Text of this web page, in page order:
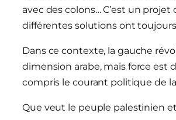
avec des colons… C’est un
différentes solutions ont
Dans ce contexte, la gauche
dimension arabe, mais force est
compris le courant politique de
Que veut le peuple palestinien